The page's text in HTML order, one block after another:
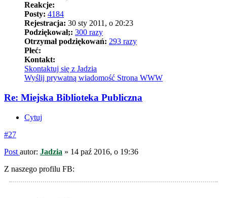
Reakcje:
Posty: 4184
Rejestracja: 30 sty 2011, o 20:23
Podziękował;: 300 razy
Otrzymał podziękowań: 293 razy
Płeć:
Kontakt:
Skontaktuj się z Jadzia
Wyślij prywatną wiadomość Strona WWW
Re: Miejska Biblioteka Publiczna
Cytuj
#27
Post autor: Jadzia » 14 paź 2016, o 19:36
Z naszego profilu FB: